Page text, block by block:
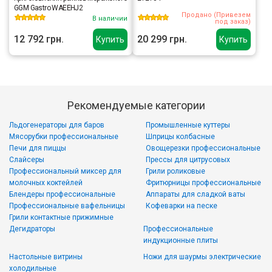
Купить
GGM Gastro WAEEHJ2
В наличии
12 792 грн. Купить
Продано (Привезем
под заказ)
20 299 грн.
Рекомендуемые категории
Льдогенераторы для баров
Мясорубки профессиональные
Печи для пиццы
Слайсеры
Промышленные куттеры
Шприцы колбасные
Овощерезки профессиональные
Прессы для цитрусовых
Профессиональный миксер для
молочных коктейлей
Блендеры профессиональные
Профессиональные вафельницы
Грили контактные прижимные
Грили роликовые
Фритюрницы профессиональные
Аппараты для сладкой ваты
Кофеварки на песке
Дегидраторы
Настольные витрины
холодильные
Профессиональные
индукционные плиты
Ножи для шаурмы электрические